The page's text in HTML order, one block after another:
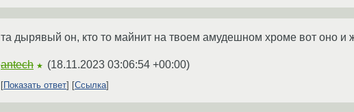
та дырявый он, кто то майнит на твоем амудешном хроме вот оно и
antech ★ (18.11.2023 03:06:54 +00:00)
Показать ответ Ссылка